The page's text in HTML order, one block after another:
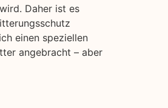
Daher ist es
einen speziellen
angebracht – aber